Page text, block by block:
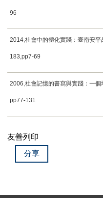
96
2014,社會中的體化實踐：臺南安
183,pp7-69
2006,社會記憶的書寫與實踐：一個
pp77-131
友善列印
分享